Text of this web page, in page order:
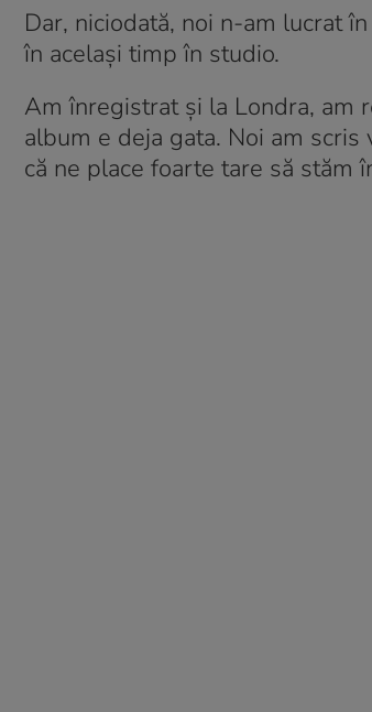
Dar, niciodată, noi n-am lucrat
în același timp în studio.
Am înregistrat și la Londra, am
album e deja gata. Noi am
că ne place foarte tare să stăm